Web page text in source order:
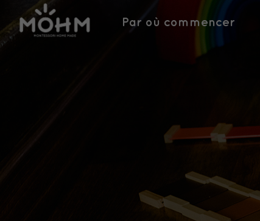
Par où commencer